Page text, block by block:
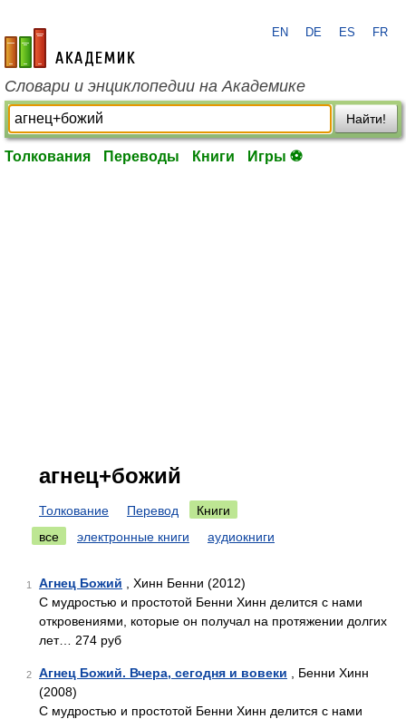
academic.ru
EN DE ES FR
Словари и энциклопедии на Академике
Найти!
Толкования Переводы Книги Игры ⚽
агнец+божий
Толкование Перевод
Книги
все
электронные книги аудиокниги
1 Агнец Божий , Хинн Бенни (2012)
С мудростью и простотой Бенни Хинн делится с нами
откровениями, которые он получал на протяжении долгих
лет… 274 руб
2 Агнец Божий. Вчера, сегодня и вовеки , Бенни Хинн
(2008)
С мудростью и простотой Бенни Хинн делится с нами